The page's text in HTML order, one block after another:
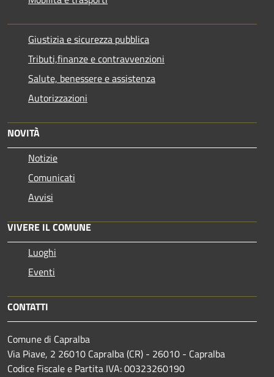
Giustizia e sicurezza pubblica
Tributi,finanze e contravvenzioni
Salute, benessere e assistenza
Autorizzazioni
NOVITÀ
Notizie
Comunicati
Avvisi
VIVERE IL COMUNE
Luoghi
Eventi
CONTATTI
Comune di Capralba
Via Piave, 2 26010 Capralba (CR) - 26010 - Capralba
Codice Fiscale e Partita IVA: 00323260190